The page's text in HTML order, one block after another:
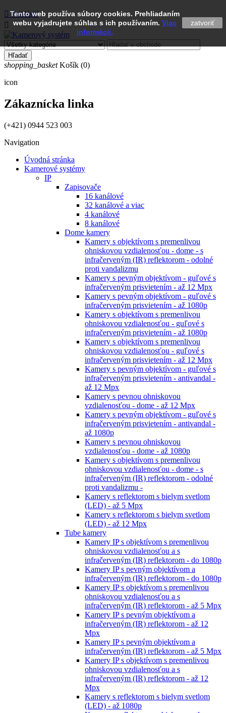
Tento web používa súbory cookies. Prehliadaním
webu vyjadrujete súhlas s ich používaním. Viac
informácii.
zatvoriť
 Prihlásiť

Hľadať
shopping_basket Košík (0)
icon
Zákaznícka linka
(+421) 0944 523 003
Navigation
Úvodná stránka
Kamerové systémy
IP
Zapisovače
16 kanálové
32 kanálové a viac
4 kanálové
8 kanálové
Dome kamery
Kamery s objektívom s premenlivou
ohniskovou vzdialenosťou - dome - s
infračerveným (IR) reflektorom - odolné
proti vandalizmu
Kamery s pevným objektívom - guľové s
infračerveným prisvietením - až 12 Mpx
Kamery s pevným objektívom - guľové s
infračerveným prisvietením - až 1080p
Kamery s objektívom s premenlivou
ohniskovou vzdialenosťou - guľové s
infračerveným prisvietením - až 1080p
Kamery s objektívom s premenlivou
ohniskovou vzdialenosťou - guľové s
infračerveným prisvietením - až 12 Mpx
Kamery s pevným objektívom - guľové s
infračerveným prisvietením - antivandal -
až 12 Mpx
Kamery s pevnou ohniskovou
vzdialenosťou - dome - až 12 Mpx
Kamery s pevným objektívom - guľové s
infračerveným prisvietením - antivandal -
až 1080p
Kamery s pevnou ohniskovou
vzdialenosťou - dome - až 1080p
Kamery s objektívom s premenlivou
ohniskovou vzdialenosťou - dome - s
infračerveným (IR) reflektorom - odolné
proti vandalizmu -
Kamery s reflektorom s bielym svetlom
(LED) - až 5 Mpx
Kamery s reflektorom s bielym svetlom
(LED) - až 12 Mpx
Tube kamery
Kamery IP s objektívom s premenlivou
ohniskovou vzdialenosťou a s
infračerveným (IR) reflektorom - do 1080p
Kamery IP s pevným objektívom a
infračerveným (IR) reflektorom - do 1080p
Kamery IP s objektívom s premenlivou
ohniskovou vzdialenosťou a s
infračerveným (IR) reflektorom - až 5 Mpx
Kamery IP s pevným objektívom a
infračerveným (IR) reflektorom - až 12
Mpx
Kamery IP s pevným objektívom a
infračerveným (IR) reflektorom - až 5 Mpx
Kamery IP s objektívom s premenlivou
ohniskovou vzdialenosťou a s
infračerveným (IR) reflektorom - až 12
Mpx
Kamery s reflektorom s bielym svetlom
(LED) - až 1080p